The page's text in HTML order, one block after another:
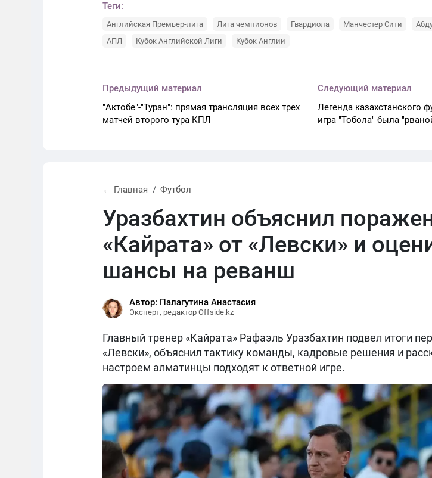
Теги:
Английская Премьер-лига Лига чемпионов Гвардиола Манчестер Сити
АПЛ
Кубок Английской Лиги Кубок Англии
Предыдущий материал
"Актобе"-"Туран": прямая трансляция всех трех
матчей второго тура КПЛ
Следующий материал
Легенда казахстанского
игра "Тобола" была
← Главная Футбол
Уразбахтин объяснил
«Кайрата» от «Левски» и
шансы на реванш
Автор: Палагутина Анастасия
Эксперт, редактор Offside.kz
Главный тренер «Кайрата» Рафаэль Уразбахтин подвел итоги
«Левски», объяснил тактику команды, кадровые решения и
настроем алматинцы подходят к ответной игре.